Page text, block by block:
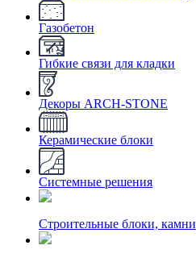
Газобетон
Гибкие связи для кладки
Декоры ARCH-STONE
Керамические блоки
Системные решения
Строительные блоки, камни